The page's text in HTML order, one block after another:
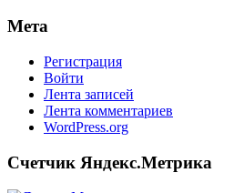
Мета
Регистрация
Войти
Лента записей
Лента комментариев
WordPress.org
Счетчик Яндекс.Метрика